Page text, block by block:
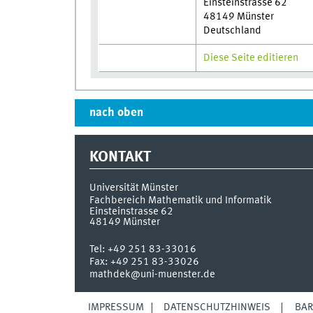
Einsteinstrasse 62
48149 Münster
Deutschland
Diese Seite editieren
nach oben
KONTAKT
Universität Münster
Fachbereich Mathematik und Informatik
Einsteinstrasse 62
48149 Münster
Tel: +49 251 83-33016
Fax: +49 251 83-33026
mathdek@uni-muenster.de
IMPRESSUM DATENSCHUTZHINWEIS